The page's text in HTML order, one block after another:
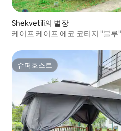
Shekvetili의 별장
케이프 케이프 에코 코티지 "블루"
슈퍼호스트
슈퍼호스트